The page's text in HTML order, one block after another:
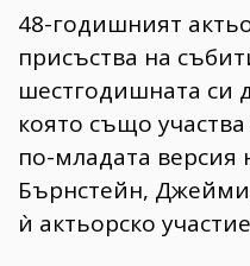
48-годишният
присъства на
шестгодишната си
която също
по-младата
Бърнстейн,
ѝ актьорско